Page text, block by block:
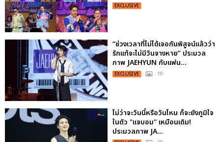
EXCLUSIVE
“ช่วงเวลาที่ไม่ได้เจอกันพิสูจน์แล้วว่า
รักแท้จะไม่มีวันจางหาย” ประมวล
ภาพ JAEHYUN กับแฟน...
EXCLUSIVE : 10
ไม่ว่าจะวันนี้หรือวันไหน ก็จะยังภูมิใจ
ในตัว "แจบอม" เหมือนเดิม!
ประมวลภาพ JA...